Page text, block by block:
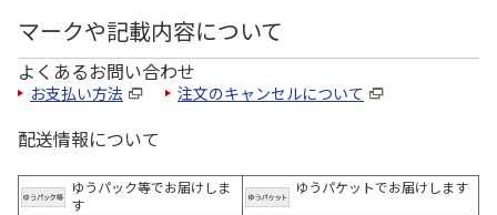
マークや記載内容について
よくあるお問い合わせ
お支払い方法 注文のキャンセルについて
配送情報について
ゆうパック等でお届けしま
す
ゆうパケットでお届けします